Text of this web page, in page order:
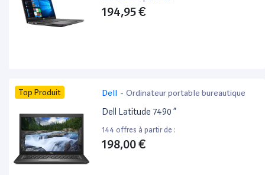
194,95 €
Top Produit Dell - Ordinateur portable bureautique
Dell Latitude 7490 ”
144 offres à partir de :
198,00 €